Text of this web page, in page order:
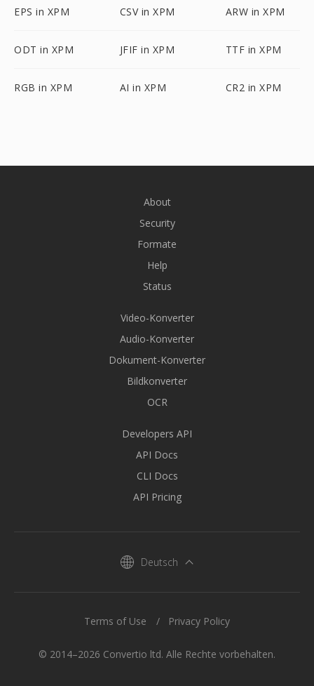
EPS in XPM CSV in XPM ARW in XPM
ODT in XPM JFIF in XPM TTF in XPM
RGB in XPM AI in XPM CR2 in XPM
About
Security
Formate
Help
Status
Video-Konverter
Audio-Konverter
Dokument-Konverter
Bildkonverter
OCR
Developers API
API Docs
CLI Docs
API Pricing
Deutsch
© 2014–2026 Convertio ltd. Alle Rechte vorbehalten.
Terms of Use Privacy Policy